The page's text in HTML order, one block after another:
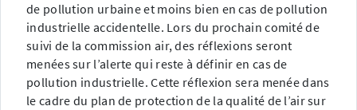
de pollution urbaine et moins bien en cas de pollution
industrielle accidentelle. Lors du prochain comité de
suivi de la commission air, des réflexions seront
menées sur l’alerte qui reste à définir en cas de
pollution industrielle. Cette réflexion sera menée dans
le cadre du plan de protection de la qualité de l’air sur